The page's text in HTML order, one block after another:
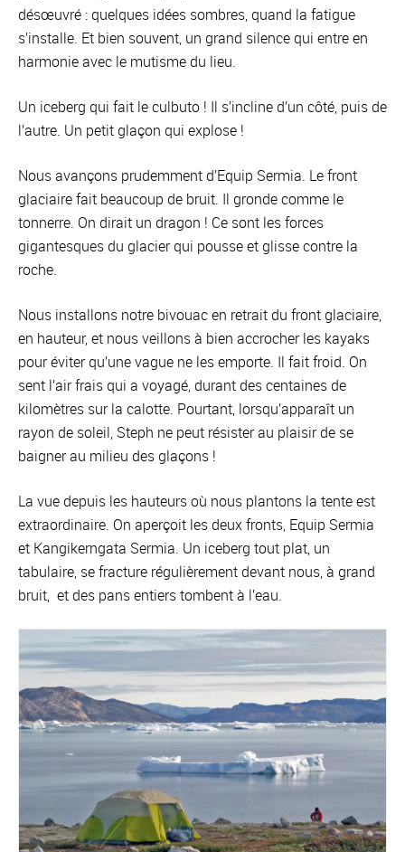
désœuvré : quelques idées sombres, quand la fatigue
s’installe. Et bien souvent, un grand silence qui entre en
harmonie avec le mutisme du lieu.
Un iceberg qui fait le culbuto ! Il s’incline d’un côté, puis de
l’autre. Un petit glaçon qui explose !
Nous avançons prudemment d’Equip Sermia. Le front
glaciaire fait beaucoup de bruit. Il gronde comme le
tonnerre. On dirait un dragon ! Ce sont les forces
gigantesques du glacier qui pousse et glisse contre la
roche.
Nous installons notre bivouac en retrait du front glaciaire,
en hauteur, et nous veillons à bien accrocher les kayaks
pour éviter qu’une vague ne les emporte. Il fait froid. On
sent l’air frais qui a voyagé, durant des centaines de
kilomètres sur la calotte. Pourtant, lorsqu’apparaît un
rayon de soleil, Steph ne peut résister au plaisir de se
baigner au milieu des glaçons !
La vue depuis les hauteurs où nous plantons la tente est
extraordinaire. On aperçoit les deux fronts, Equip Sermia
et Kangikerngata Sermia. Un iceberg tout plat, un
tabulaire, se fracture régulièrement devant nous, à grand
bruit, et des pans entiers tombent à l’eau.